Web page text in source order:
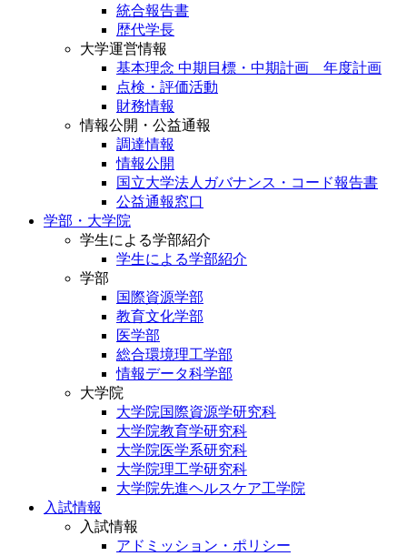
統合報告書
歴代学長
大学運営情報
基本理念 中期目標・中期計画 年度計画
点検・評価活動
財務情報
情報公開・公益通報
調達情報
情報公開
国立大学法人ガバナンス・コード報告書
公益通報窓口
学部・大学院
学生による学部紹介
学生による学部紹介
学部
国際資源学部
教育文化学部
医学部
総合環境理工学部
情報データ科学部
大学院
大学院国際資源学研究科
大学院教育学研究科
大学院医学系研究科
大学院理工学研究科
大学院先進ヘルスケア工学院
入試情報
入試情報
アドミッション・ポリシー